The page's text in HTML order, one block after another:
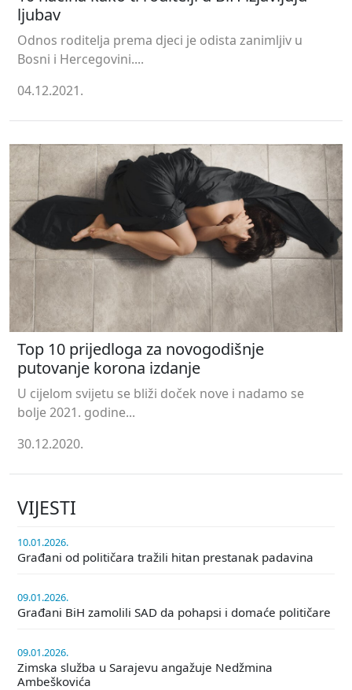
ljubav
Odnos roditelja prema djeci je odista zanimljiv u
Bosni i Hercegovini....
04.12.2021.
Top 10 prijedloga za novogodišnje
putovanje korona izdanje
U cijelom svijetu se bliži doček nove i nadamo se
bolje 2021. godine...
30.12.2020.
VIJESTI
10.01.2026.
Građani od političara tražili hitan prestanak padavina
09.01.2026.
Građani BiH zamolili SAD da pohapsi i domaće političare
09.01.2026.
Zimska služba u Sarajevu angažuje Nedžmina
Ambeškovića